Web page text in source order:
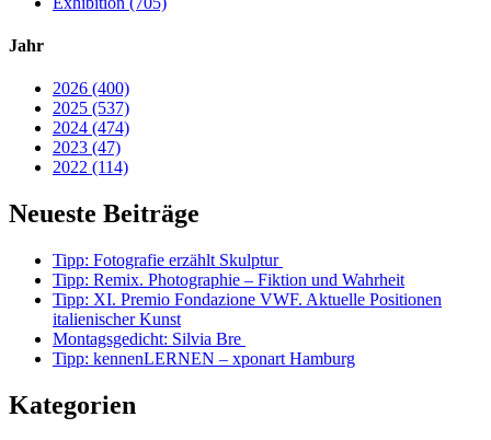
Jahr
2026 (400)
2025 (537)
2024 (474)
2023 (47)
2022 (114)
Neueste Beiträge
Tipp: Fotografie erzählt Skulptur
Tipp: Remix. Photographie – Fiktion und Wahrheit
Tipp: XI. Premio Fondazione VWF. Aktuelle Positionen
italienischer Kunst
Montagsgedicht: Silvia Bre
Tipp: kennenLERNEN – xponart Hamburg
Kategorien